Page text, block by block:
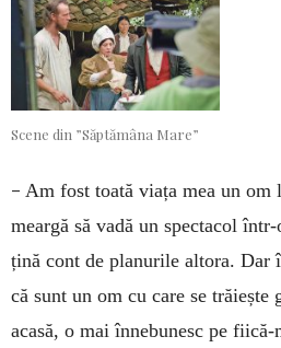
Scene din ”Săptămâna Mare”
– Am fost toată viața mea un om
meargă să vadă un spectacol
țină cont de planurile altora. Dar
că sunt un om cu care se trăiește
acasă, o mai înnebunesc pe